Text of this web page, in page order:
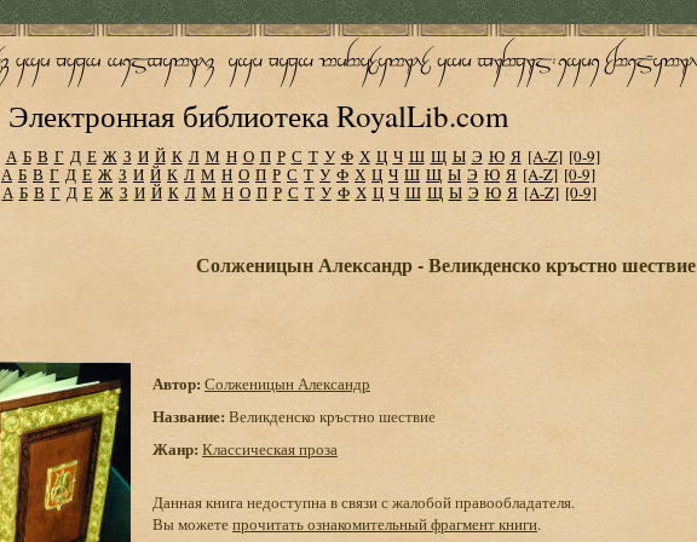
Электронная библиотека RoyalLib.com
А Б В Г Д Е Ж З И Й К Л М Н О П Р С Т У Ф Х Ц Ч Ш Щ Ы Э Ю Я [A-Z] [0-9]
А Б В Г Д Е Ж З И Й К Л М Н О П Р С Т У Ф Х Ц Ч Ш Щ Ы Э Ю Я [A-Z] [0-9]
А Б В Г Д Е Ж З И Й К Л М Н О П Р С Т У Ф Х Ц Ч Ш Щ Ы Э Ю Я [A-Z] [0-9]
Солженицын Александр - Великденско кръстно шествие
Автор: Солженицын Александр
Название: Великденско кръстно шествие
Жанр: Классическая проза
Данная книга недоступна в связи с жалобой правообладателя.
Вы можетепрочитать ознакомительный фрагмент книги.